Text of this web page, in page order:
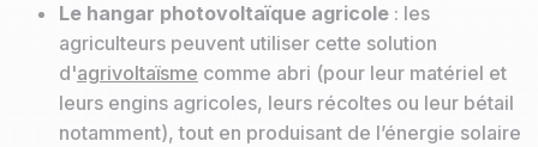
Le hangar photovoltaïque agricole: les
agriculteurs peuvent utiliser cette solution
d'agrivoltaïsme comme abri (pour leur matériel et
leurs engins agricoles, leurs récoltes ou leur bétail
notamment), tout en produisant de l’énergie solaire